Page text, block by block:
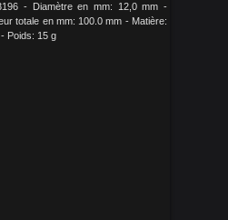
- Diamètre en mm: 12,0 mm -
totale en mm: 100.0 mm - Matière:
Poids: 15 g